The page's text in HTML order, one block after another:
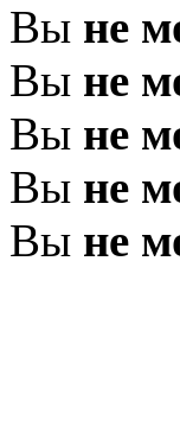
Вы не
Вы не
Вы не
Вы не
Вы не